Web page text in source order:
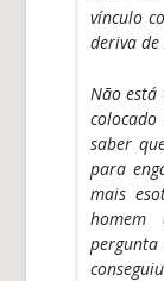
vínculo
deriva de
Não
saber
para
mais
homem